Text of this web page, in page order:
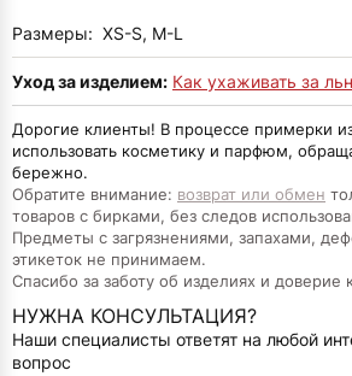
Размеры: XS-S, M-L
Уход за изделием: Как ухаживать за
Дорогие клиенты! В процессе примерки
использовать косметику и парфюм,
бережно.
Обратите внимание: возврат или обмен
товаров с бирками, без следов
Предметы с загрязнениями, запахами,
этикеток не принимаем.
Спасибо за заботу об изделиях и доверие
НУЖНА КОНСУЛЬТАЦИЯ?
Наши специалисты ответят на любой
вопрос